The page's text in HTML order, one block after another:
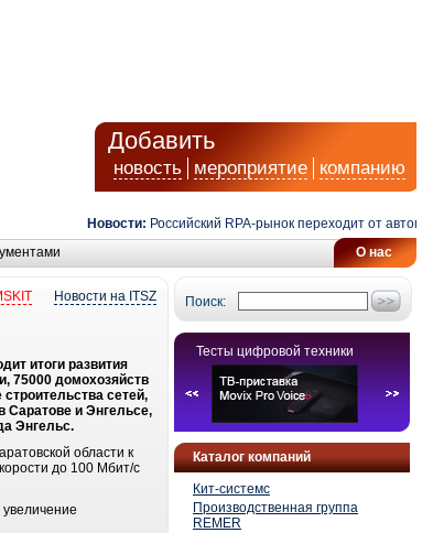
Добавить
новость мероприятие компанию
Новости: Российский RPA-рынок переходит от
О нас
Поиск:
Тесты цифровой техники
Каталог компаний
Кит-системс
Производственная группа
REMER
Новости на ITSZ
итоги развития
75000 домохозяйств
сетей,
Саратове и Энгельсе,
Энгельс.
области к
до 100 Мбит/с